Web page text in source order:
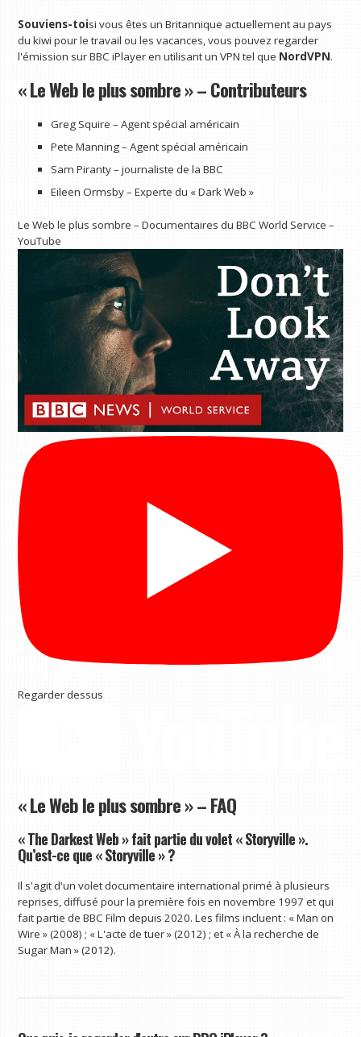
Souviens-toisi vous êtes un Britannique actuellement au pays
du kiwi pour le travail ou les vacances, vous pouvez regarder
l'émission sur BBC iPlayer en utilisant un VPN tel que NordVPN.
« Le Web le plus sombre » – Contributeurs
Greg Squire – Agent spécial américain
Pete Manning – Agent spécial américain
Sam Piranty – journaliste de la BBC
Eileen Ormsby – Experte du « Dark Web »
Le Web le plus sombre – Documentaires du BBC World Service –
YouTube
Regarder dessus
« Le Web le plus sombre » – FAQ
« The Darkest Web » fait partie du volet « Storyville ».
Qu’est-ce que « Storyville » ?
Il s'agit d'un volet documentaire international primé à plusieurs
reprises, diffusé pour la première fois en novembre 1997 et qui
fait partie de BBC Film depuis 2020. Les films incluent : « Man on
Wire » (2008) ; « L'acte de tuer » (2012) ; et « À la recherche de
Sugar Man » (2012).